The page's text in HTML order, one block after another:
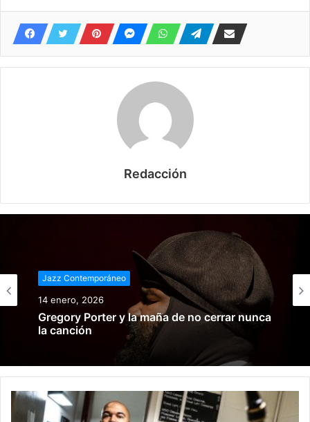
Redacción
Jazz Contemporáneo
14 enero, 2026
Gregory Porter y la maña de no cerrar nunca
la canción